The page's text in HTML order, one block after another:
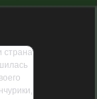
страна